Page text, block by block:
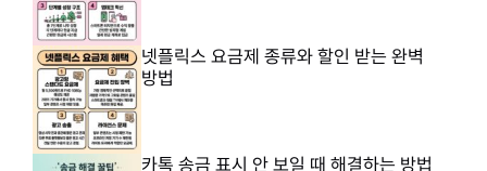
넷플릭스 요금제 종류와 할인 받는 완벽
방법
카톡 송금 표시 안 보일 때 해결하는 방법